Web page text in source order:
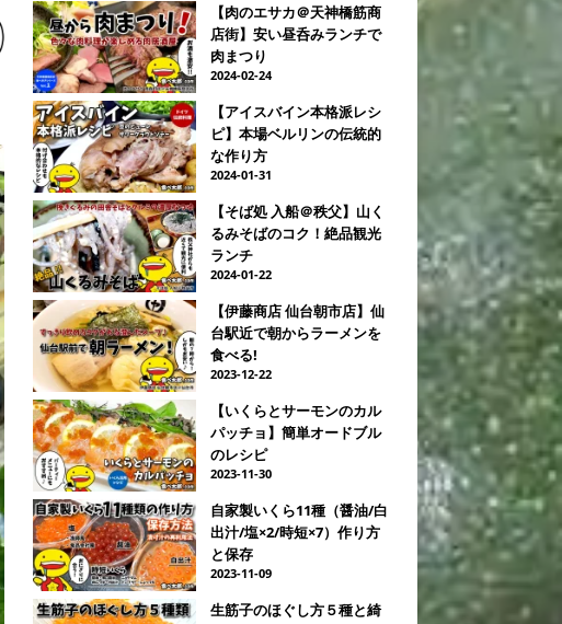
【肉のエサカ＠天神橋筋商
店街】安い昼呑みランチで
肉まつり
2024-02-24
【アイスバイン本格派レシ
ピ】本場ベルリンの伝統的
な作り方
2024-01-31
【そば処 入船＠秩父】山く
るみそばのコク！絶品観光
ランチ
2024-01-22
【伊藤商店 仙台朝市店】仙
台駅近で朝からラーメンを
食べる!
2023-12-22
【いくらとサーモンのカル
パッチョ】簡単オードブル
のレシピ
2023-11-30
自家製いくら11種（醤油/白
出汁/塩×2/時短×7）作り方
と保存
2023-11-09
生筋子のほぐし方５種と綺